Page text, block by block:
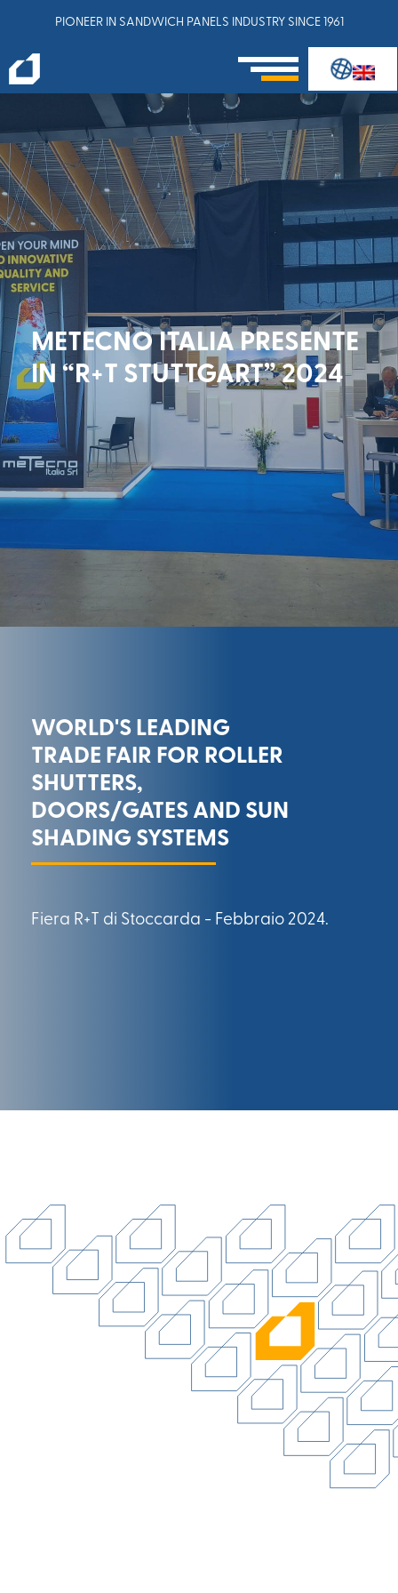
PIONEER IN SANDWICH PANELS INDUSTRY SINCE 1961
METECNO ITALIA PRESENTE
IN “R+T STUTTGART” 2024
WORLD'S LEADING
TRADE FAIR FOR ROLLER
SHUTTERS,
DOORS/GATES AND SUN
SHADING SYSTEMS
Fiera R+T di Stoccarda - Febbraio 2024.